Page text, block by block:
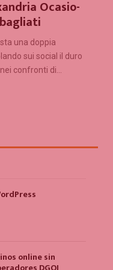
Ocasio-
una doppia
sui social il duro
confronti di...
online sin